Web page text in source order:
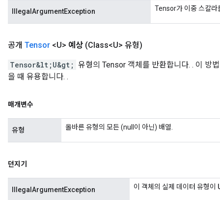
IllegalArgumentException Tensor가 이중 스칼라
공개 Tensor <U> 예상 (Class<U> 유형)
Tensor&lt;U&gt; 유형의 Tensor 객체를 반환합니다. . 이 방
을 때 유용합니다. .
매개변수
유형 올바른 유형의 모든 (null이 아닌) 배열.
던지기
IllegalArgumentException 이 객체의 실제 데이터 유형이